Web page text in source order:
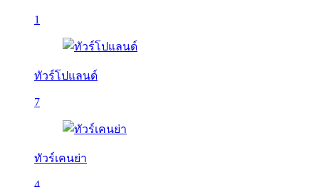
1
ทัวร์โปแลนด์
7
ทัวร์เคนย่า
4